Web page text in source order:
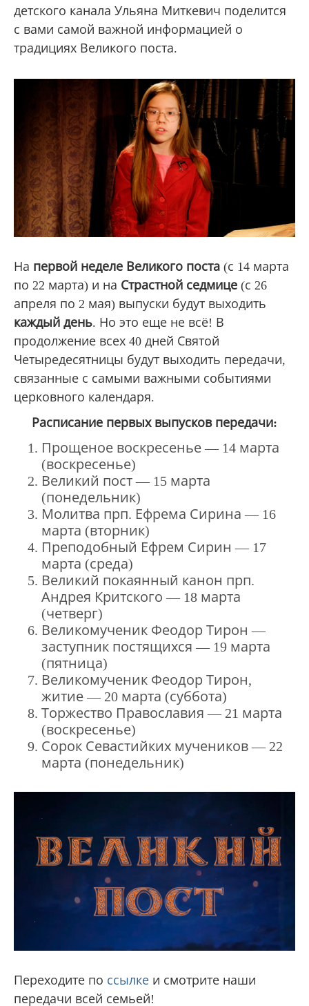
детского канала Ульяна Миткевич поделится
с вами самой важной информацией о
традициях Великого поста.
На первой неделе Великого поста (с 14 марта
по 22 марта) и на Страстной седмице (с 26
апреля по 2 мая) выпуски будут выходить
каждый день. Но это еще не всё! В
продолжение всех 40 дней Святой
Четыредесятницы будут выходить передачи,
связанные с самыми важными событиями
церковного календаря.
Расписание первых выпусков передачи:
Прощеное воскресенье — 14 марта
(воскресенье)
Великий пост — 15 марта
(понедельник)
Молитва прп. Ефрема Сирина — 16
марта (вторник)
Преподобный Ефрем Сирин — 17
марта (среда)
Великий покаянный канон прп.
Андрея Критского — 18 марта
(четверг)
Великомученик Феодор Тирон —
заступник постящихся — 19 марта
(пятница)
Великомученик Феодор Тирон,
житие — 20 марта (суббота)
Торжество Православия — 21 марта
(воскресенье)
Сорок Севастийких мучеников — 22
марта (понедельник)
Переходите по ссылке и смотрите наши
передачи всей семьей!